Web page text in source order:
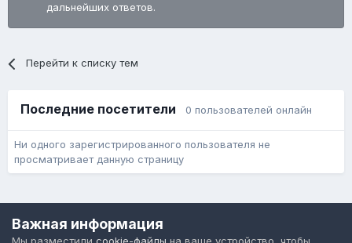
дальнейших ответов.
Перейти к списку тем
Последние посетители 0 пользователей онлайн
Ни одного зарегистрированного пользователя не
просматривает данную страницу
Форум общественного транспорта
Важная информация